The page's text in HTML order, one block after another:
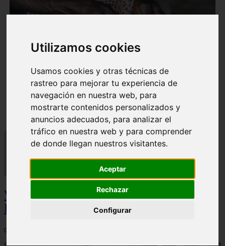
Utilizamos cookies
Usamos cookies y otras técnicas de
rastreo para mejorar tu experiencia de
navegación en nuestra web, para
mostrarte contenidos personalizados y
anuncios adecuados, para analizar el
tráfico en nuestra web y para comprender
de donde llegan nuestros visitantes.
Aceptar
Rechazar
Configurar
En África harán lo que parecía imposible: Utilizarán
moléculas de agua para cocinar sus alimentos
Video Advertencias desde la cúspide de la
IA: Hinton y el posible colapso social
06/03/2026